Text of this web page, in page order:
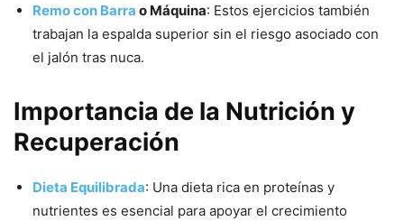
Remo con Barra o Máquina: Estos ejercicios también
trabajan la espalda superior sin el riesgo asociado con
el jalón tras nuca.
Importancia de la Nutrición y
Recuperación
Dieta Equilibrada: Una dieta rica en proteínas y
nutrientes es esencial para apoyar el crecimiento